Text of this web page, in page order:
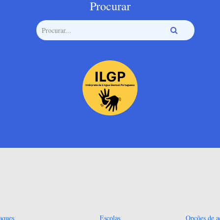
Procurar
Escolas Opções de